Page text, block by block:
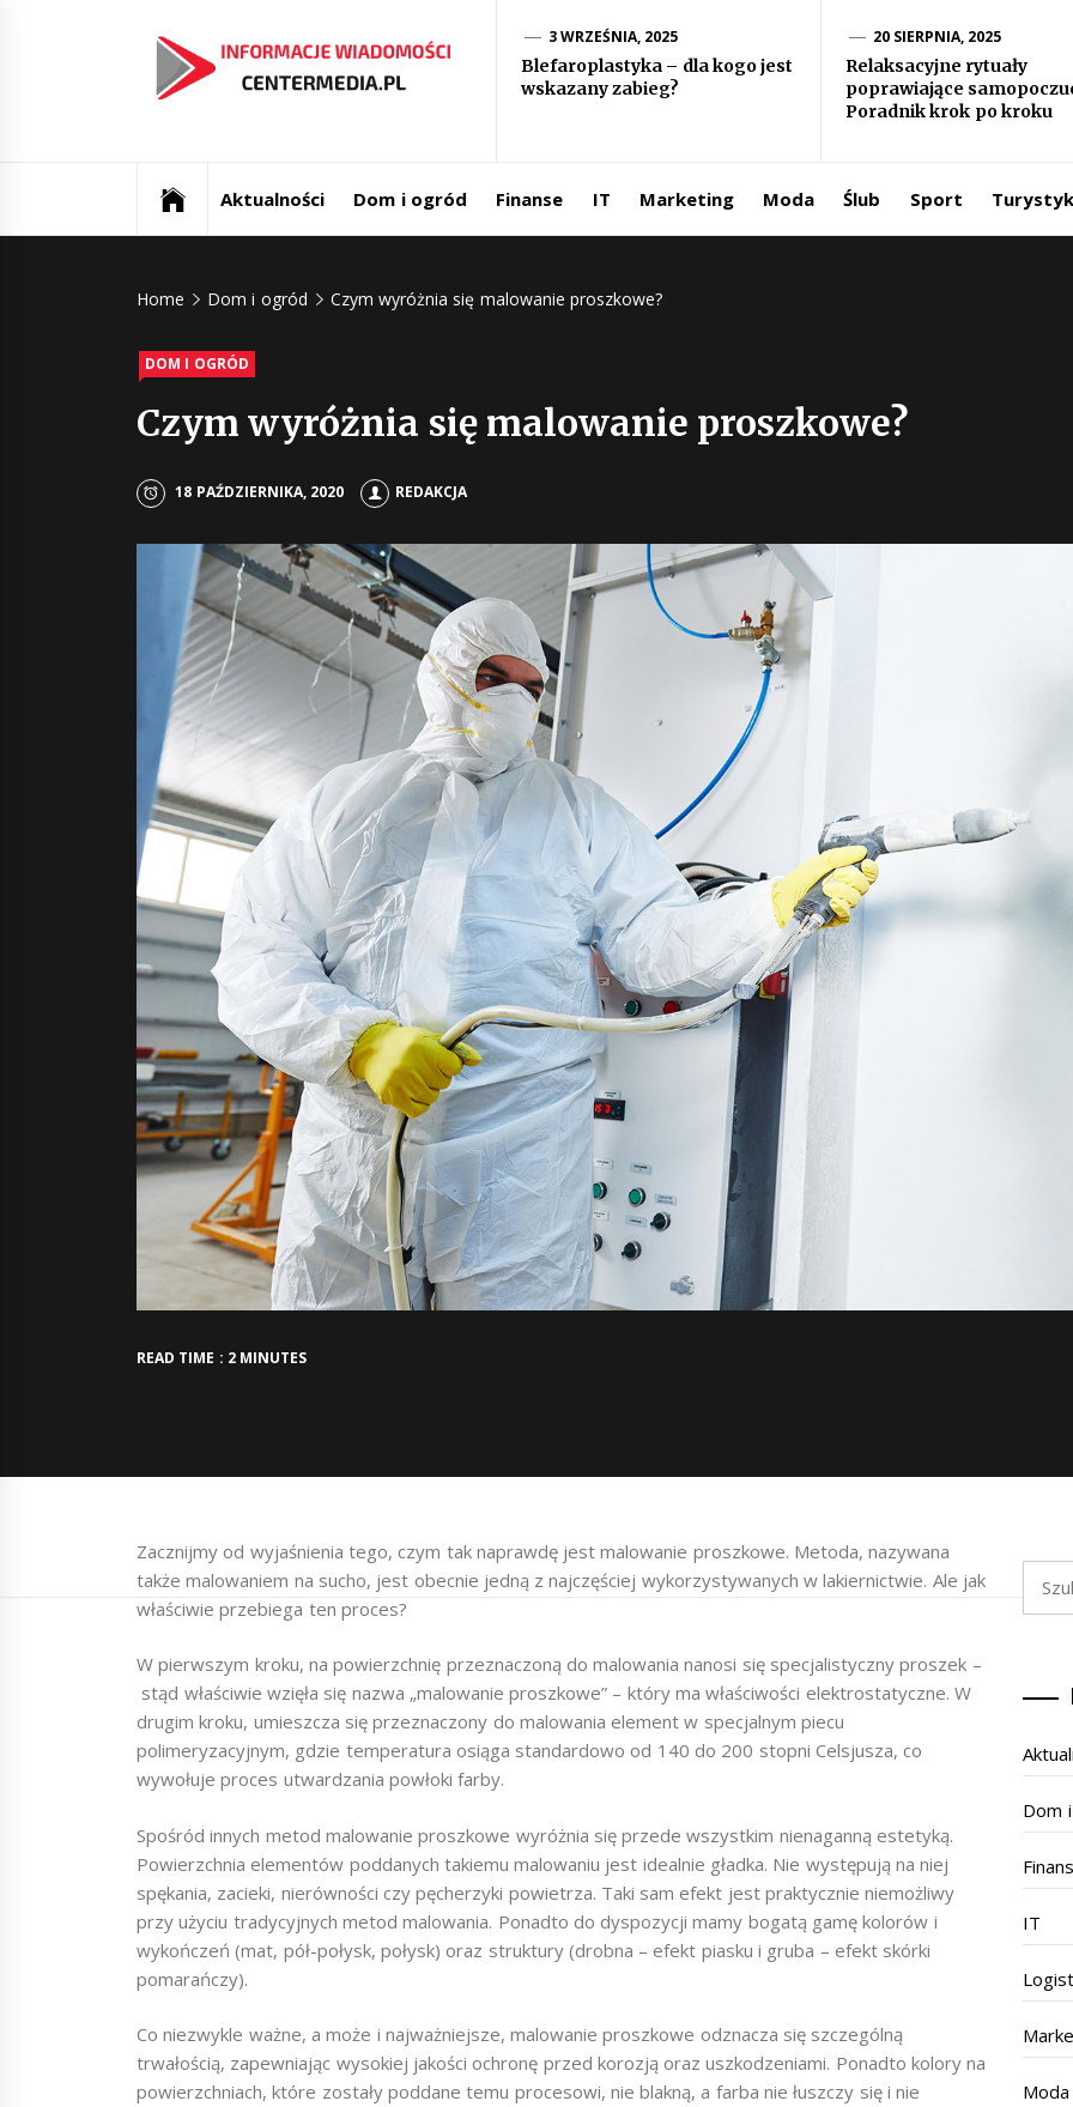
Informacje ze
świata
Centermedia.pl
3 WRZEŚNIA, 2025
Blefaroplastyka – dla kogo jest
wskazany zabieg?
20 SIERPNIA, 2025
Relaksacyjne rytuały
poprawiające
Poradnik krok po kroku
Aktualności Dom i ogród Finanse IT Marketing Moda Ślub Sport
Home Dom i ogród Czym wyróżnia się malowanie proszkowe?
DOM I OGRÓD
Czym wyróżnia się malowanie proszkowe?
18 PAŹDZIERNIKA, 2020 REDAKCJA
READ TIME : 2 MINUTES
Zacznijmy od wyjaśnienia tego, czym tak naprawdę jest malowanie proszkowe. Metoda, nazywana
także malowaniem na sucho, jest obecnie jedną z najczęściej wykorzystywanych w lakiernictwie. Ale jak
właściwie przebiega ten proces?
W pierwszym kroku, na powierzchnię przeznaczoną do malowania nanosi się specjalistyczny proszek –
stąd właściwie wzięła się nazwa „malowanie proszkowe” – który ma właściwości elektrostatyczne. W
drugim kroku, umieszcza się przeznaczony do malowania element w specjalnym piecu
polimeryzacyjnym, gdzie temperatura osiąga standardowo od 140 do 200 stopni Celsjusza, co
wywołuje proces utwardzania powłoki farby.
Spośród innych metod malowanie proszkowe wyróżnia się przede wszystkim nienaganną estetyką.
Powierzchnia elementów poddanych takiemu malowaniu jest idealnie gładka. Nie występują na niej
spękania, zacieki, nierówności czy pęcherzyki powietrza. Taki sam efekt jest praktycznie niemożliwy
przy użyciu tradycyjnych metod malowania. Ponadto do dyspozycji mamy bogatą gamę kolorów i
wykończeń (mat, pół-połysk, połysk) oraz struktury (drobna – efekt piasku i gruba – efekt skórki
pomarańczy).
Co niezwykle ważne, a może i najważniejsze, malowanie proszkowe odznacza się szczególną
trwałością, zapewniając wysokiej jakości ochronę przed korozją oraz uszkodzeniami. Ponadto kolory na
powierzchniach, które zostały poddane temu procesowi, nie blakną, a farba nie łuszczy się i nie
Dom
IT
Moda